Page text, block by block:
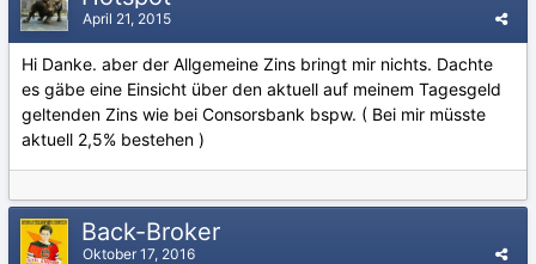
April 21, 2015
Hi Danke. aber der Allgemeine Zins bringt mir nichts. Dachte
es gäbe eine Einsicht über den aktuell auf meinem Tagesgeld
geltenden Zins wie bei Consorsbank bspw. ( Bei mir müsste
aktuell 2,5% bestehen )
Back-Broker
Oktober 17, 2016